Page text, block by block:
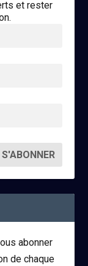
et rester
abonner
de chaque